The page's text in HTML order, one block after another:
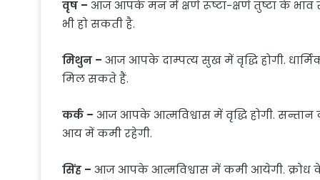
वृष – आज आपके मन में क्षणे रूष्टा-क्षणे तुष्टा के भाव
भी हो सकती है.
मिथुन – आज आपके दाम्पत्य सुख में वृद्धि होगी.
मिल सकते हैं.
कर्क – आज आपके आत्मविश्वास में वृद्धि होगी.
आय में कमी रहेगी.
सिंह – आज आपके आत्मविश्वास में कमी आयेगी. क्रोध